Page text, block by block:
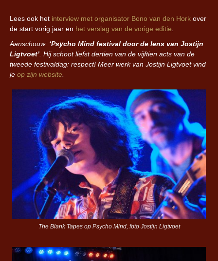
Lees ook het interview met organisator Bono van den Hork over
de start vorig jaar en het verslag van de vorige editie
Aanschouw: ‘Psycho Mind festival door de lens van Jostijn
Ligtvoet’ . Hij schoot liefst dertien van de vijftien acts van de
tweede festivaldag: respect! Meer werk van Jostijn Ligtvoet vind
je op zijn website
The Blank Tapes op Psycho Mind, foto Jostijn Ligtvoet